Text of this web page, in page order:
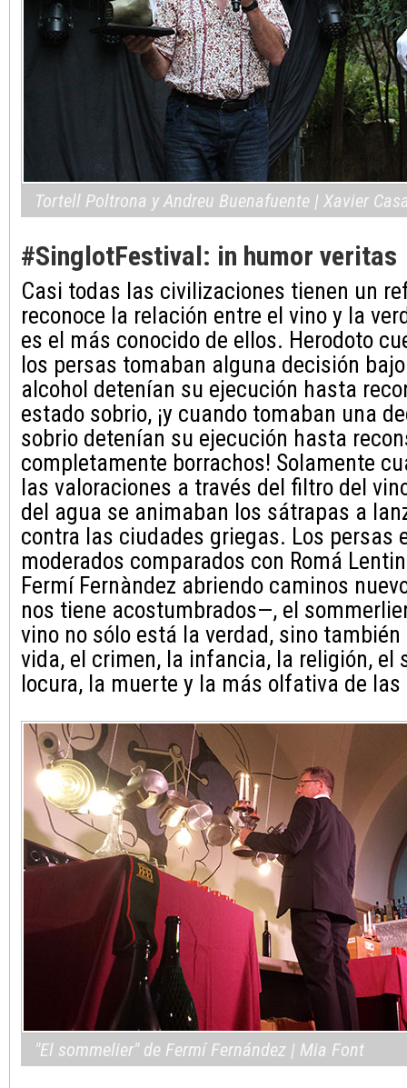
Tortell Poltrona y Andreu Buenafuente | Xavier
#SinglotFestival: in humor veritas
Casi todas las civilizaciones tienen un
reconoce la relación entre el vino y la
es el más conocido de ellos. Herodoto
los persas tomaban alguna decisión
alcohol detenían su ejecución hasta
estado sobrio, ¡y cuando tomaban una
sobrio detenían su ejecución hasta
completamente borrachos! Solamente
las valoraciones a través del filtro del
del agua se animaban los sátrapas a
contra las ciudades griegas. Los persas
moderados comparados con Romá
Fermí Fernàndez abriendo caminos
nos tiene acostumbrados—, el
vino no sólo está la verdad, sino
vida, el crimen, la infancia, la religión, el
locura, la muerte y la más olfativa de
"El sommelier" de Fermí Fernández | Mia Font